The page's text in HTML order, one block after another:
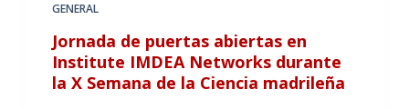
GENERAL
Jornada de puertas abiertas en
Institute IMDEA Networks durante
la X Semana de la Ciencia madrileña